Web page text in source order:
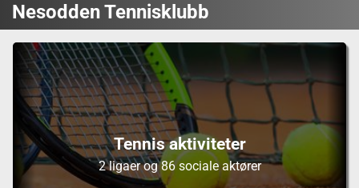
Nesodden Tennisklubb
Tennis aktiviteter
2 ligaer og 86 sociale aktører